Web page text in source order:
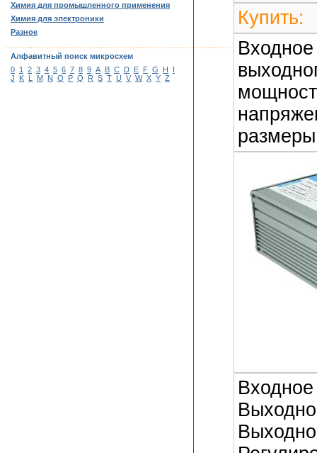
Химия для промышленного применения
Химия для электроники
Разное
Алфавитный поиск микросхем
0 1 2 3 4 5 6 7 8 9 A B C D E F G H
I
J
K L M N O P Q R S T U V W X Y Z
Купить: